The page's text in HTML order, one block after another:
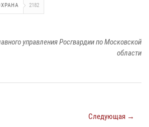
2182
управления Росгвардии по Московской
области
Следующая →